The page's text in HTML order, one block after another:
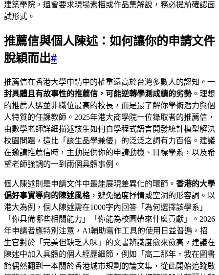
建築學院，還會要求現場素描或作品集解說，務必提前確認面
試形式。
推薦信與個人陳述：如何讓你的申請文件
脫穎而出#
推薦信在香港大學申請中的權重遠高於台灣多數人的認知。 一
封具體且有故事性的推薦信，可能逆轉學測成績的劣勢。理想
的推薦人選並非職位最高的校長，而是最了解你學術潛力與個
人特質的任課教師。2025年港大商學院一位錄取者的推薦信，
由數學老師詳細描述該生如何自學程式語言開發統計模型解決
校園問題，這比「該生品學兼優」的泛泛之詞有力百倍。建議
在邀請推薦信時，主動提供你的申請動機、目標學系，以及希
望老師強調的一到兩個具體事例。
個人陳述則是申請文件中最能展現差異化的環節。 香港的大學
偏好事實導向的陳述風格，避免過度抒情或空洞的形容詞。以
港大為例，個人陳述需在1000字內回答「為何選擇該學系」
「你具備哪些相關能力」「你能為校園帶來什麼貢獻」。2026
年申請者應特別注意，AI輔助寫作工具的使用日益普遍，招
生官對於「完美但缺乏人味」的文書辨識度愈來愈高。建議在
陳述中加入具體的個人經歷細節，例如「高二那年，我在圖書
館偶然翻到一本關於香港城市規劃的論文集，從此開始追蹤啟